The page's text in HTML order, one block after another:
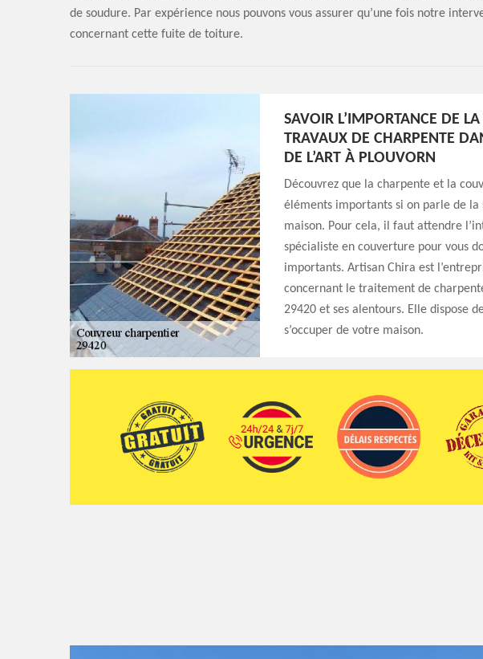
de soudure. Par expérience nous pouvons vous assurer qu’une fois notre
concernant cette fuite de toiture.
SAVOIR L’IMPORTANCE DE
TRAVAUX DE CHARPENTE
DE L’ART À PLOUVORN
Découvrez que la charpente et la
éléments importants si on parle de
maison. Pour cela, il faut attendre
spécialiste en couverture pour vous
importants. Artisan Chira est
concernant le traitement de
29420 et ses alentours. Elle dispose
s’occuper de votre maison.